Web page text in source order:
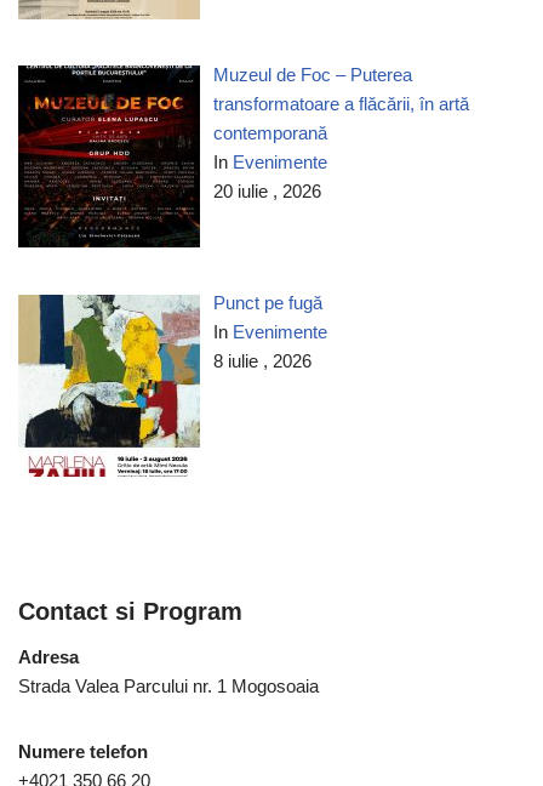
Muzeul de Foc – Puterea
transformatoare a flăcării, în artă
contemporană
In Evenimente
20 iulie , 2026
Punct pe fugă
In Evenimente
8 iulie , 2026
Contact si Program
Adresa
Strada Valea Parcului nr. 1 Mogosoaia
Numere telefon
+4021 350 66 20